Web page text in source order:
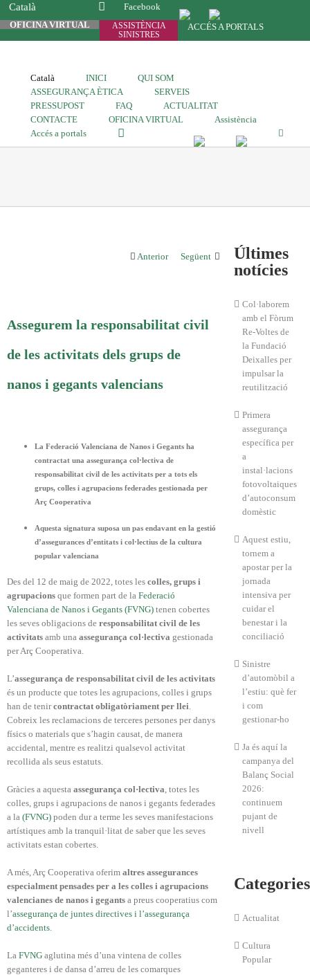
Català
Facebook
OFICINA VIRTUAL
ASSISTÈNCIA
SINISTRES
ACCÉS A PORTALS
Català INICI
QUI SOM
ASSEGURANÇA ÈTICA
SERVEIS
PRESSUPOST
FAQ
ACTUALITAT
CONTACTE
OFICINA VIRTUAL
Assistència
Accés a portals
Anterior Següent
Assegurem la responsabilitat civil
de les activitats dels grups de
nanos i gegants valencians
La Federació Valenciana de Nanos i Gegants ha
contractat una assegurança col·lectiva de
responsabilitat civil de les activitats per a tots els
grups, colles i agrupacions federades gestionada per
Arç Cooperativa
Aquesta signatura suposa un pas endavant en la gestió
d’assegurances d’entitats i col·lectius de la cultura
popular valenciana
Des del 12 de maig de 2022, totes les colles, grups i
agrupacions que formen part de la Federació
Valenciana de Nanos i Gegants (FVNG) tenen cobertes
les seves obligacions de responsabilitat civil de les
activitats amb una assegurança col·lectiva gestionada
per Arç Cooperativa.
L’assegurança de responsabilitat civil de les activitats
és un producte que totes les agrupacions, colles i grups
han de tenircontractat obligatòriament per llei.
Cobreix les reclamacions de terceres persones per danys
físics o materials que s’hagin causat, de manera
accidental, mentre es realitzi qualsevol activitat
recollida als seus estatuts.
Gràcies a aquesta assegurança col·lectiva, totes les
colles, grups i agrupacions de nanos i gegants federades
a la (FVNG) poden dur a terme les seves manifestacions
artístiques amb la tranquil·litat de saber que les seves
activitats estan cobertes.
A més, Arç Cooperativa oferim altres assegurances
especialment pensades per a les colles i agrupacions
valencianes de nanos i gegants a preus cooperatius com
l’assegurança de juntes directives i l’assegurança
d’accidents.
La FVNG aglutina més d’una vintena de colles
geganteres i de dansa d’arreu de les comarques
Últimes
notícies
Col·laborem
amb el Fòrum
Re-Voltes de
la Fundació
Deixalles per
impulsar la
reutilització
Primera
assegurança
específica per
a
instal·lacions
fotovoltaiques
d’autoconsum
domèstic
Aquest estiu,
tornem a
apostar per la
jornada
intensiva per
cuidar el
benestar i la
conciliació
Sinistre
d’automòbil a
l’estiu: què fer
i com
gestionar-ho
Ja és aquí la
campanya del
Balanç Social
2026:
continuem
pujant de
nivell
Categories
Actualitat
Cultura
Popular